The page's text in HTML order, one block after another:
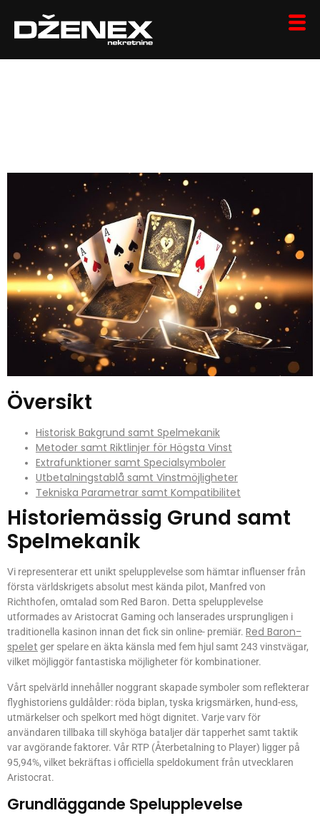
Översikt
Historisk Bakgrund samt Spelmekanik
Metoder samt Riktlinjer för Högsta Vinst
Extrafunktioner samt Specialsymboler
Utbetalningstablå samt Vinstmöjligheter
Tekniska Parametrar samt Kompatibilitet
Historiemässig Grund samt
Spelmekanik
Vi representerar ett unikt spelupplevelse som hämtar influenser från
första världskrigets absolut mest kända pilot, Manfred von
Richthofen, omtalad som Red Baron. Detta spelupplevelse
utformades av Aristocrat Gaming och lanserades ursprungligen i
traditionella kasinon innan det fick sin online- premiär. Red Baron-
spelet ger spelare en äkta känsla med fem hjul samt 243 vinstvägar,
vilket möjliggör fantastiska möjligheter för kombinationer.
Vårt spelvärld innehåller noggrant skapade symboler som reflekterar
flyghistoriens guldålder: röda biplan, tyska krigsmärken, hund-ess,
utmärkelser och spelkort med högt dignitet. Varje varv för
användaren tillbaka till skyhöga bataljer där tapperhet samt taktik
var avgörande faktorer. Vår RTP (Återbetalning to Player) ligger på
95,94%, vilket bekräftas i officiella speldokument från utvecklaren
Aristocrat.
Grundläggande Spelupplevelse